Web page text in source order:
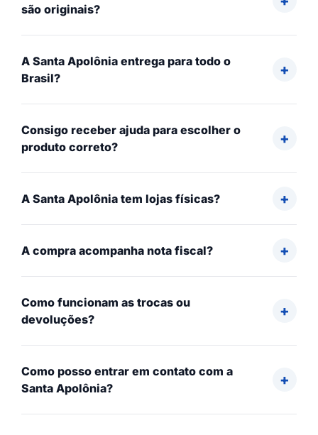
são originais?
A Santa Apolônia entrega para todo o
Brasil?
Consigo receber ajuda para escolher o
produto correto?
A Santa Apolônia tem lojas físicas?
A compra acompanha nota fiscal?
Como funcionam as trocas ou
devoluções?
Como posso entrar em contato com a
Santa Apolônia?